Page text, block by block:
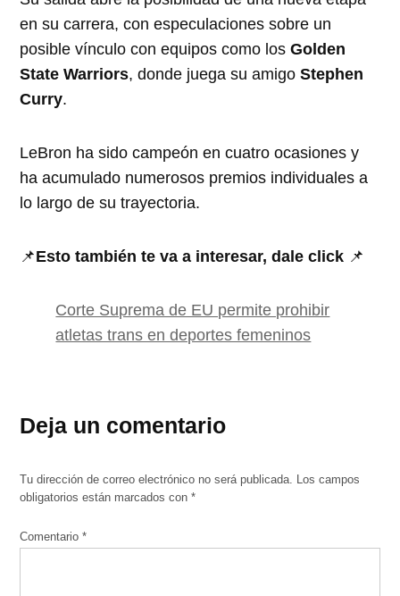
en su carrera, con especulaciones sobre un
posible vínculo con equipos como losGolden
State Warriors, donde juega su amigoStephen
Curry.
LeBron ha sido campeón en cuatro ocasiones y
ha acumulado numerosos premios individuales a
lo largo de su trayectoria.
📌Esto también te va a interesar, dale click 📌
Corte Suprema de EU permite prohibir
atletas trans en deportes femeninos
Deja un comentario
Tu dirección de correo electrónico no será publicada. Los campos
obligatorios están marcados con*
Comentario*